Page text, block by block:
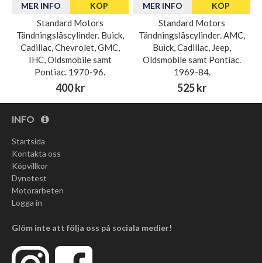
MER INFO KÖP
Standard Motors
Tändningslåscylinder. Buick,
Cadillac, Chevrolet, GMC,
IHC, Oldsmobile samt
Pontiac. 1970-96.
400 kr
MER INFO KÖP
Standard Motors
Tändningslåscylinder. AMC,
Buick, Cadillac, Jeep,
Oldsmobile samt Pontiac.
1969-84.
525 kr
INFO
Startsida
Kontakta oss
Köpvillkor
Dynotest
Motorarbeten
Logga in
Glöm inte att följa oss på sociala medier!